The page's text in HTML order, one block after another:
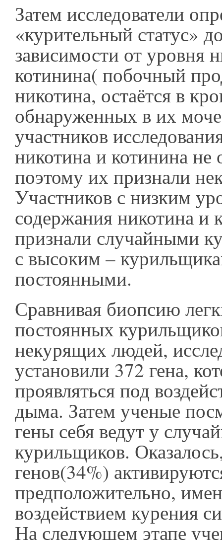
Затем исследователи
«курительный статус»
зависимости от уровня
котинина( побочный
никотина, остаётся в
обнаруженных в их
участников
никотина и котинина
поэтому их признали
Участников с низким
содержания никотина и
признали случайными
с высоким –
постоянными.
Сравнивая биопсию
постоянных
некурящих людей,
установили 372 гена,
проявляться под
дыма. Затем ученые
гены себя ведут у
курильщиков.
генов(34%)
предположительно,
воздействием курения
На следующем этапе